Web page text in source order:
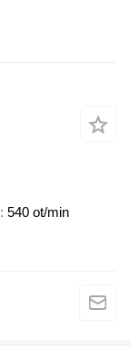
540 ot/min